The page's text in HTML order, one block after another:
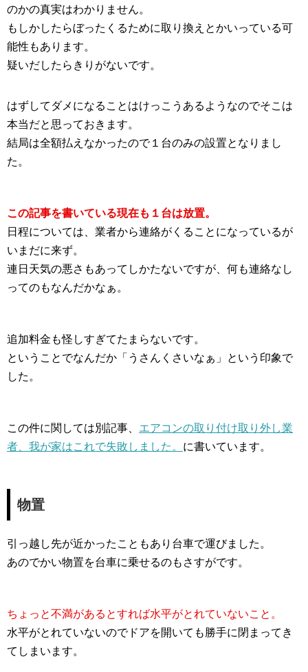
のかの真実はわかりません。
もしかしたらぼったくるために取り換えとかいっている可
能性もあります。
疑いだしたらきりがないです。
はずしてダメになることはけっこうあるようなのでそこは
本当だと思っておきます。
結局は全額払えなかったので１台のみの設置となりまし
た。
この記事を書いている現在も１台は放置。
日程については、業者から連絡がくることになっているが
いまだに来ず。
連日天気の悪さもあってしかたないですが、何も連絡なし
ってのもなんだかなぁ。
追加料金も怪しすぎてたまらないです。
ということでなんだか「うさんくさいなぁ」という印象で
した。
この件に関しては別記事、 エアコンの取り付け取り外し業
者、我が家はこれで失敗しました。 に書いています。
物置
引っ越し先が近かったこともあり台車で運びました。
あのでかい物置を台車に乗せるのもさすがです。
ちょっと不満があるとすれば水平がとれていないこと。
水平がとれていないのでドアを開いても勝手に閉まってき
てしまいます。